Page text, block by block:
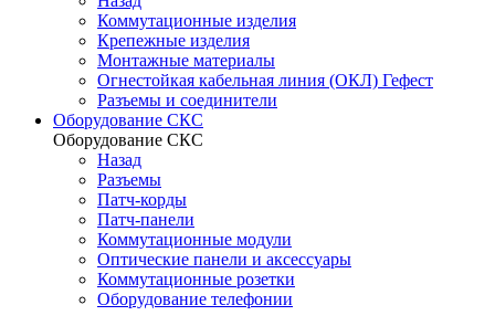
Коммутационные изделия
Крепежные изделия
Монтажные материалы
Огнестойкая кабельная линия (ОКЛ) Гефест
Разъемы и соединители
Оборудование СКС
Оборудование СКС
Назад
Разъемы
Патч-корды
Патч-панели
Коммутационные модули
Оптические панели и аксессуары
Коммутационные розетки
Оборудование телефонии